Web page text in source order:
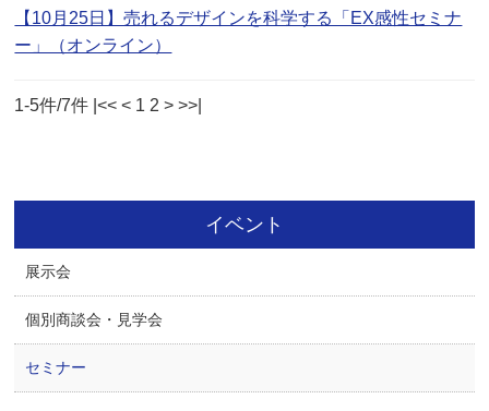
【10月25日】売れるデザインを科学する「EX感性セミナ
ー」（オンライン）
1-5件/7件 |<< < 12> >>|
イベント
展示会
個別商談会・見学会
セミナー